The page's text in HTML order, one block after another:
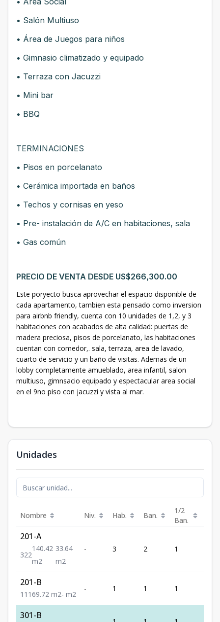
• Salón Multiuso
• Área de Juegos para niños
• Gimnasio climatizado y equipado
• Terraza con Jacuzzi
• Mini bar
• BBQ
TERMINACIONES
• Pisos en porcelanato
• Cerámica importada en baños
• Techos y cornisas en yeso
• Pre- instalación de A/C en habitaciones, sala
• Gas común
PRECIO DE VENTA DESDE US$266,300.00
Este poryecto busca aprovechar el espacio disponible de
cada apartamento, tambien esta pensado como inversion
para airbnb friendly, cuenta con 10 unidades de 1,2, y 3
habitaciones con acabados de alta calidad: puertas de
madera preciosa, pisos de porcelanato, las habitaciones
cuentan con comedor,. sala, terraza, area de lavado,
cuarto de servicio y un baño de visitas. Ademas de un
lobby completamente amueblado, area infantil, salon
multiuso, gimnsacio equipado y espectacular area social
en el 9no piso con jacuzzi y vista al mar.
Unidades
Nombre Niv. Hab. Ban.
1/2
Ban.
201-A
322
140.42
m2
33.64
m2
- 3 2 1
201-B
1 1 1 69.72 m2- m2
- 1 1 1
301-B